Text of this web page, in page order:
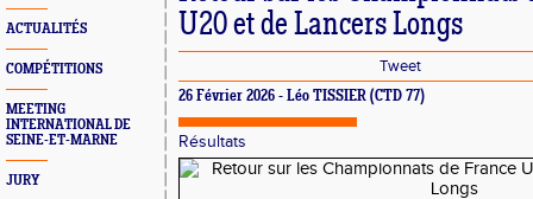
ACTUALITÉS
COMPÉTITIONS
MEETING
INTERNATIONAL DE
SEINE-ET-MARNE
JURY
U20 et de Lancers Longs
Tweet
26 Février 2026 - Léo TISSIER (CTD 77)
Résultats